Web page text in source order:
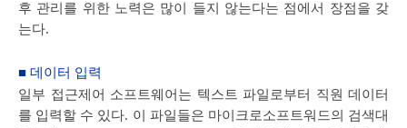
후 관리를 위한 노력은 많이 들지 않는다는 점에서 장점을 갖
는다.
■ 데이터 입력
일부 접근제어 소프트웨어는 텍스트 파일로부터 직원 데이터
를 입력할 수 있다. 이 파일들은 마이크로소프트워드의 검색대